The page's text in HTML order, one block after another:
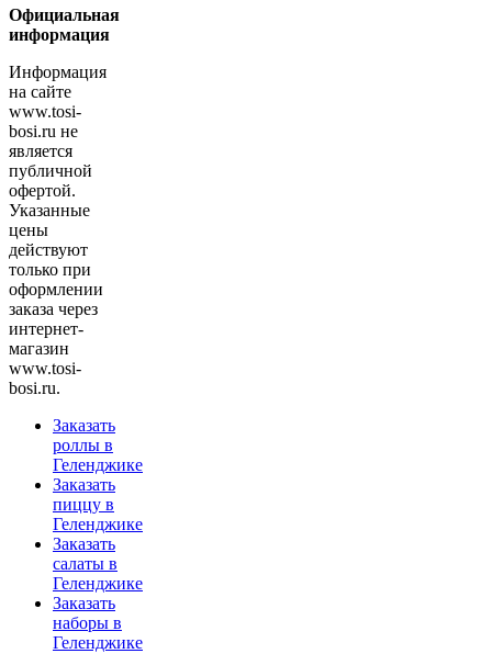
Официальная
информация
Информация
на сайте
www.tosi-
bosi.ru не
является
публичной
офертой.
Указанные
цены
действуют
только при
оформлении
заказа через
интернет-
магазин
www.tosi-
bosi.ru.
Заказать
роллы в
Геленджике
Заказать
пиццу в
Геленджике
Заказать
салаты в
Геленджике
Заказать
наборы в
Геленджике